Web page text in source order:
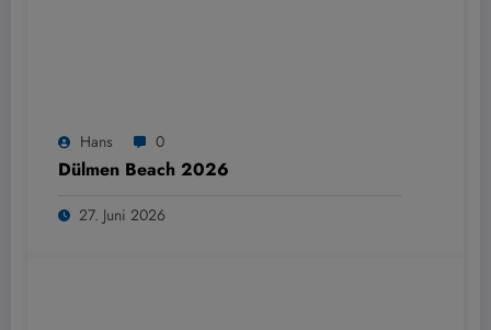
Hans 0
Dülmen Beach 2026
27. Juni 2026